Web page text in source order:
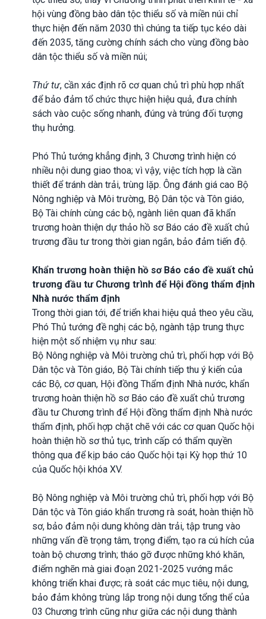
hội vùng đồng bào dân tộc thiểu số và miền núi chỉ
thực hiện đến năm 2030 thì chúng ta tiếp tục kéo dài
đến 2035, tăng cường chính sách cho vùng đồng bào
dân tộc thiểu số và miền núi;
Thứ tư, cần xác định rõ cơ quan chủ trì phù hợp nhất
để bảo đảm tổ chức thực hiện hiệu quả, đưa chính
sách vào cuộc sống nhanh, đúng và trúng đối tượng
thụ hưởng.
Phó Thủ tướng khẳng định, 3 Chương trình hiện có
nhiều nội dung giao thoa; vì vậy, việc tích hợp là cần
thiết để tránh dàn trải, trùng lặp. Ông đánh giá cao Bộ
Nông nghiệp và Môi trường, Bộ Dân tộc và Tôn giáo,
Bộ Tài chính cùng các bộ, ngành liên quan đã khẩn
trương hoàn thiện dự thảo hồ sơ Báo cáo đề xuất chủ
trương đầu tư trong thời gian ngắn, bảo đảm tiến độ.
Khẩn trương hoàn thiện hồ sơ Báo cáo đề xuất chủ
trương đầu tư Chương trình để Hội đồng thẩm định
Nhà nước thẩm định
Trong thời gian tới, để triển khai hiệu quả theo yêu cầu,
Phó Thủ tướng đề nghị các bộ, ngành tập trung thực
hiện một số nhiệm vụ như sau:
Bộ Nông nghiệp và Môi trường chủ trì, phối hợp với Bộ
Dân tộc và Tôn giáo, Bộ Tài chính tiếp thu ý kiến của
các Bộ, cơ quan, Hội đồng Thẩm định Nhà nước, khẩn
trương hoàn thiện hồ sơ Báo cáo đề xuất chủ trương
đầu tư Chương trình để Hội đồng thẩm định Nhà nước
thẩm định, phối hợp chặt chẽ với các cơ quan Quốc hội
hoàn thiện hồ sơ thủ tục, trình cấp có thẩm quyền
thông qua để kịp báo cáo Quốc hội tại Kỳ họp thứ 10
của Quốc hội khóa XV.
Bộ Nông nghiệp và Môi trường chủ trì, phối hợp với Bộ
Dân tộc và Tôn giáo khẩn trương rà soát, hoàn thiện hồ
sơ, bảo đảm nội dung không dàn trải, tập trung vào
những vấn đề trọng tâm, trọng điểm, tạo ra cú hích của
toàn bộ chương trình; tháo gỡ được những khó khăn,
điểm nghẽn mà giai đoạn 2021-2025 vướng mắc
không triển khai được; rà soát các mục tiêu, nội dung,
bảo đảm không trùng lắp trong nội dung tổng thể của
03 Chương trình cũng như giữa các nội dung thành